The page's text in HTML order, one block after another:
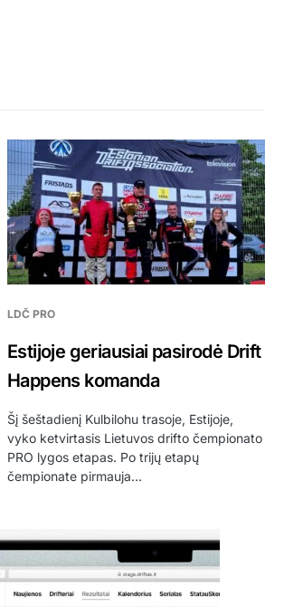
LDČ PRO
Estijoje geriausiai pasirodė Drift
Happens komanda
Šį šeštadienį Kulbilohu trasoje, Estijoje,
vyko ketvirtasis Lietuvos drifto čempionato
PRO lygos etapas. Po trijų etapų
čempionate pirmauja…